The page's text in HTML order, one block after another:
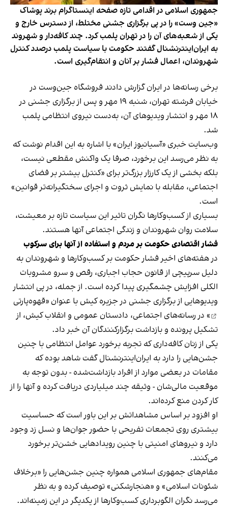
جمهوری اسلامی در اقدامی تازه صفحه اینستاگرام برند پوشاک
«جین وست» را در پی برگزاری جشنی مختلط، از دسترس خارج و
یکی از شعبه‌های آن را در تهران پلمب کرد. چند کافه‌‌دار و شهروند
به ایران‌اینترنشنال گفتند حکومت با سیاست پلمب درصدد کنترل
شهروندان، اعمال فشار بر آنان و انتقام‌گیری است.
برخی رسانه‌ها در ایران گزارش دادند فروشگاه جین‌وست در
خیابان فرشته تهران، شنبه ۱۹ مهر و پس از برگزاری جشنی در
۱۸ مهر و انتشار ویدیوهای آن، به‌دست نیروی انتظامی پلمب
شد.
وب‌سایت خبری «آسیانیوز ایران» با اشاره به این اقدام نوشت که
به نظر می‌رسد این برخورد، صرفا یک واکنش مقطعی نیست،
بلکه بخشی از یک کارزار بزرگ‌تر برای «کنترل بیشتر بر فضای
اجتماعی، مقابله با نمایش ثروت و اجرای سختگیرانه‌تر قوانین»
است.
بسیاری از کسب‌وکارها نگران تاثیر این سیاست‌ تازه بر معیشت،
سلامت روان شهروندان و زندگی اجتماعی آنها هستند.
فشار اقتصادی حکومت بر مردم و استفاده از آنها برای سرکوب
در هفته‌های اخیر فشار حکومت بر کسب‌وکارها و شهروندان به
دلیل سرپیچی از قانون حجاب اجباری، رقص و سرو مشروبات
الکلی افزایش چشمگیری پیدا کرده است. از جمله، در پی انتشار
ویدیوهایی از برگزاری جشنی در جزیره کیش با عنوان «قهوه‌پارتی
» در رسانه‌های اجتماعی، دادستان عمومی و انقلاب کیش، از
تشکیل پرونده و بازداشت برگزارکنندگان آن خبر داد.
یکی از زنان کافه‌داری که تجربه برخورد عوامل انتظامی با چنین
جشن‌هایی را دارد به ایران‌اینترنشنال گفت شاهد بوده که
مقامات در بعضی موارد از افراد بازداشت‌‌شده - بدون توجه به
موقعیت مالی‌شان - وثیقه چند میلیاردی دریافت کرده و آنها را از
کار کردن منع کرده‌اند.
او افزود بر اساس مشاهداتش بر این باور است که حساسیت
بیشتری روی تجمعات تفریحی با حضور جوان‌ها و نسل زد وجود
دارد و نیروهای امنیتی با چنین رویدادهایی خشن‌تر برخورد
می‌کنند.
مقام‌های جمهوری اسلامی همواره چنین جشن‌هایی را «برخلاف
شئونات اسلامی» و «هنجارشکنی» توصیف کرده و به نظر
می‌رسد نگران الگوبرداری کسب‌وکارها از یکدیگر در این زمینه‌اند.